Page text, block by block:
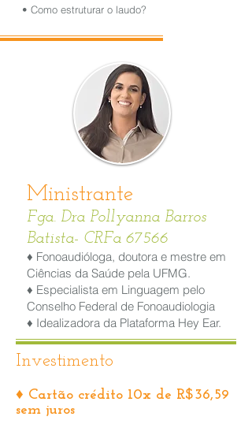
• Como estruturar o laudo?
Ministrante
Fga. Dra Pollyanna Barros
Batista- CRFa 67566
♦ Fonoaudióloga, doutora e mestre em
Ciências da Saúde pela UFMG.
♦ Especialista em Linguagem pelo
Conselho Federal de Fonoaudiologia
♦ Idealizadora da Plataforma Hey Ear.
Investimento
♦ Cartão crédito 10x de R$36,59
sem juros